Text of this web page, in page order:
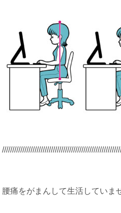
腰痛をがまんして生活していま